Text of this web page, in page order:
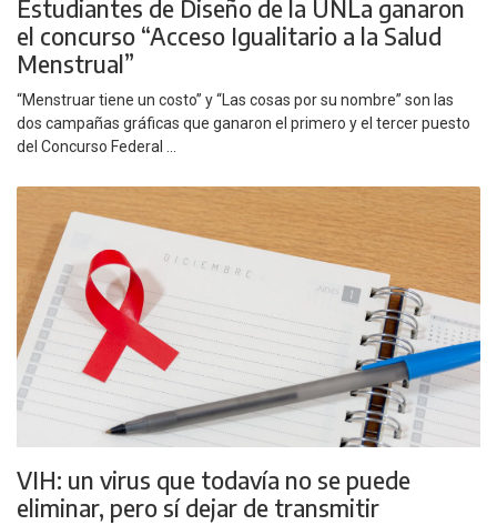
Estudiantes de Diseño de la UNLa ganaron
el concurso “Acceso Igualitario a la Salud
Menstrual”
“Menstruar tiene un costo” y “Las cosas por su nombre” son las
dos campañas gráficas que ganaron el primero y el tercer puesto
del Concurso Federal ...
VIH: un virus que todavía no se puede
eliminar, pero sí dejar de transmitir